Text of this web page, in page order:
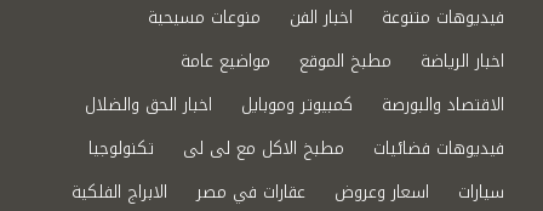
فيديوهات متنوعة
اخبار الفن
منوعات مسيحية
اخبار الرياضة
مطبخ الموقع
مواضيع عامة
الاقتصاد والبورصة
كمبيوتر وموبايل
اخبار الحق والضلال
فيديوهات فضائيات
مطبخ الاكل مع لى لى
تكنولوجيا
سيارات
اسعار وعروض عقارات في مصر
الابراج الفلكية